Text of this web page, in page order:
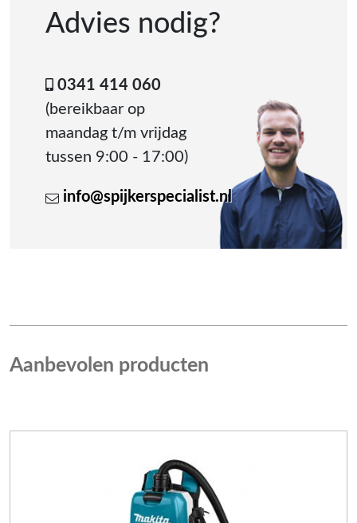
Advies nodig?
0341 414 060
(bereikbaar op
maandag t/m vrijdag
tussen 9:00 - 17:00)
info@spijkerspecialist.nl
Aanbevolen producten